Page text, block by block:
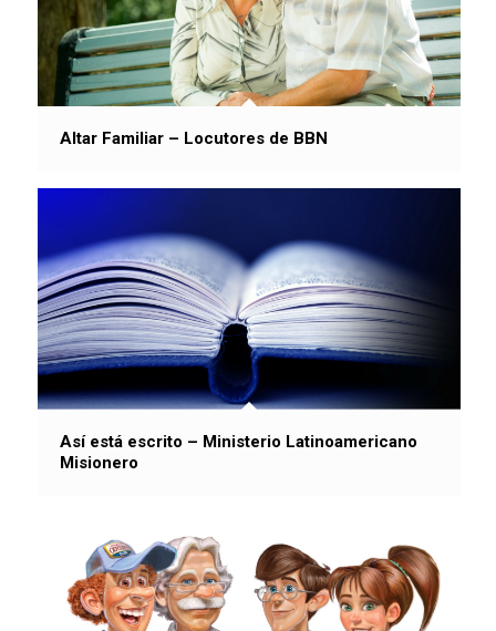
Altar Familiar – Locutores de BBN
Así está escrito – Ministerio Latinoamericano
Misionero